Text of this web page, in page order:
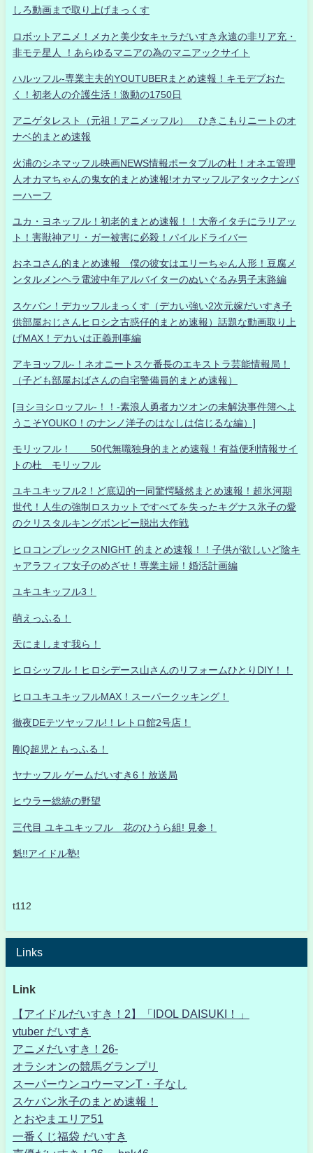
しろ動画まで取り上げまっくす
ロボットアニメ！メカと美少女キャラだいすき永遠の非リア充・
非モテ星人 ！あらゆるマニアの為のマニアックサイト
ハルッフル-専業主夫的YOUTUBERまとめ速報！キモデブおた
く！初老人の介護生活！激動の1750日
アニゲタレスト（元祖！アニメッフル） ひきこもりニートのオ
ナベ的まとめ速報
火浦のシネマッフル映画NEWS情報ポータブルの杜！オネエ管理
人オカマちゃんの鬼女的まとめ速報!オカマッフルアタックナンバ
ーハーフ
ユカ・ヨネッフル！初老的まとめ速報！！大帝イタチにラリアッ
ト！害獣神アリ・ガー被害に必殺！パイルドライバー
おネコさん的まとめ速報 僕の彼女はエリーちゃん人形！豆腐メ
ンタルメンヘラ電波中年アルバイターのぬいぐるみ男子末路編
スケバン！デカッフルまっくす（デカい強い2次元嫁だいすき子
供部屋おじさんヒロシ之古惑仔的まとめ速報）話題な動画取り上
げMAX！デカいは正義刑事編
アキヨッフル-！ネオニートスケ番長のエキストラ芸能情報局！
（子ども部屋おばさんの自宅警備員的まとめ速報）
[ヨシヨシロッフル-！！-素浪人勇者カツオンの未解決事件簿へよ
うこそYOUKO！のナンノ洋子のはなしは信じるな編）]
モリッフル！ 50代無職独身的まとめ速報！有益便利情報サイ
トの杜 モリッフル
ユキユキッフル2！ど底辺的一同驚愕騒然まとめ速報！超氷河期
世代！人生の強制ロスカットですべてを失ったキグナス氷子の愛
のクリスタルキングボンビー脱出大作戦
ヒロコンプレックスNIGHT 的まとめ速報！！子供が欲しいど陰キ
ャアラフィフ女子のめざせ！専業主婦！婚活計画編
ユキユキッフル3！
萌えっふる！
天にまします我ら！
ヒロシッフル！ヒロシデース山さんのリフォームひとりDIY！！
ヒロユキユキッフルMAX！スーパークッキング！
徹夜DEテツヤッフル!！レトロ館2号店！
剛Q超児ともっふる！
ヤナッフル ゲームだいすき6！放送局
ヒウラー総統の野望
三代目 ユキユキッフル 花のひうら組! 見参！
魁!!アイドル塾!
t112
Links
Link
【アイドルだいすき！2】「IDOL DAISUKI！」
vtuber だいすき
アニメだいすき！26-
オラシオンの競馬グランプリ
スーパーウンコウーマンT・子なし
スケバン氷子のまとめ速報！
とおやまエリア51
一番くじ福袋 だいすき